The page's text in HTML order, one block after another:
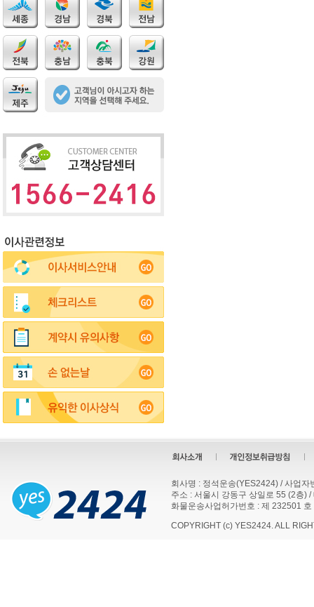
회사명 : 정석운송(YES2424) / 사업
주소 : 서울시 강동구 상일로 55 (2층)
화물운송사업허가번호 : 제 232501 호
COPYRIGHT (c) YES2424. ALL